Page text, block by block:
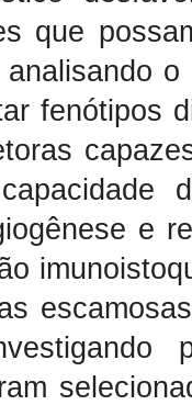
que
fenótipos
e